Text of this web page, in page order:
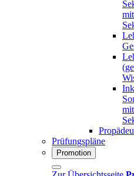
Prüfungspläne
Promotion